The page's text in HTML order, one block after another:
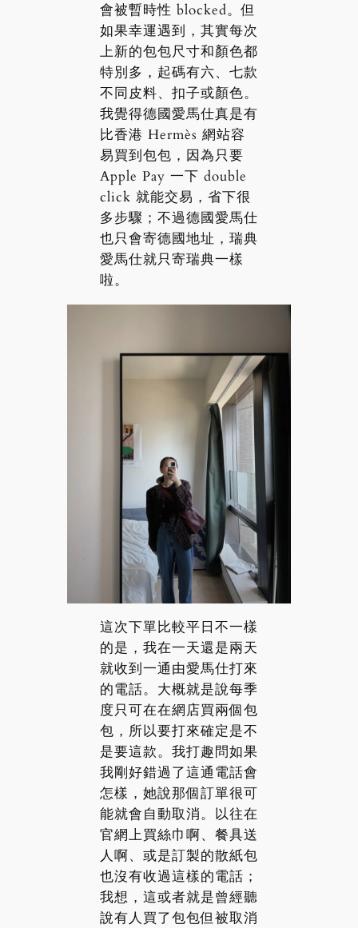
會被暫時性 blocked。但
如果幸運遇到，其實每次
上新的包包尺寸和顏色都
特別多，起碼有六、七款
不同皮料、扣子或顏色。
我覺得德國愛馬仕真是有
比香港 Hermès 網站容
易買到包包，因為只要
Apple Pay 一下 double
click 就能交易，省下很
多步驟；不過德國愛馬仕
也只會寄德國地址，瑞典
愛馬仕就只寄瑞典一樣
啦。
這次下單比較平日不一樣
的是，我在一天還是兩天
就收到一通由愛馬仕打來
的電話。大概就是說每季
度只可在在網店買兩個包
包，所以要打來確定是不
是要這款。我打趣問如果
我剛好錯過了這通電話會
怎樣，她說那個訂單很可
能就會自動取消。以往在
官網上買絲巾啊、餐具送
人啊、或是訂製的散紙包
也沒有收過這樣的電話；
我想，這或者就是曾經聽
說有人買了包包但被取消